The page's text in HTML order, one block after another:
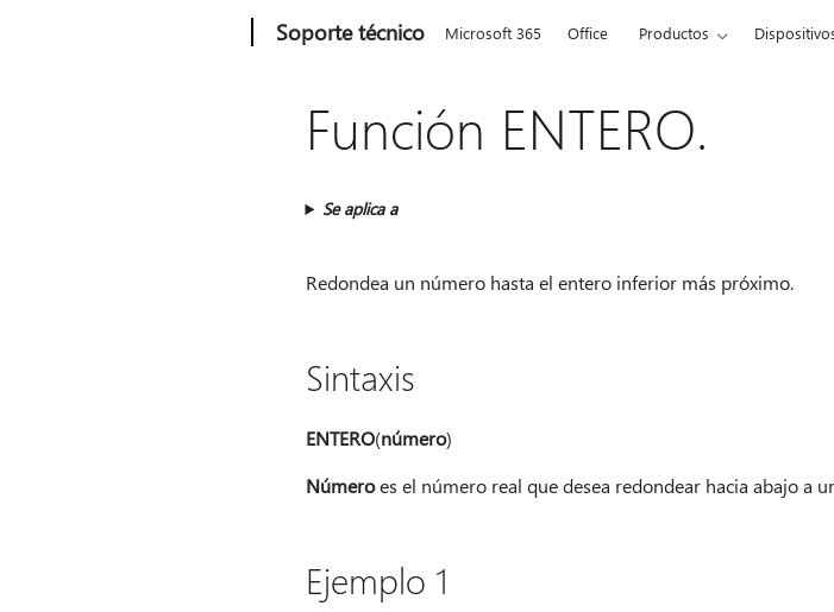
Soporte técnico Microsoft 365 Office Productos
Función ENTERO.
Se aplica a
Redondea un número hasta el entero inferior más próximo.
Sintaxis
ENTERO(número)
Númeroes el número real que desea redondear hacia abajo a
Ejemplo 1